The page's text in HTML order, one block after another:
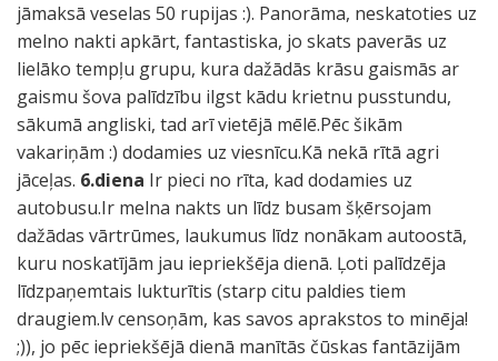
jāmaksā veselas 50 rupijas :). Panorāma, neskatoties uz
melno nakti apkārt, fantastiska, jo skats paverās uz
lielāko tempļu grupu, kura dažādās krāsu gaismās ar
gaismu šova palīdzību ilgst kādu krietnu pusstundu,
sākumā angliski, tad arī vietējā mēlē.Pēc šikām
vakariņām :) dodamies uz viesnīcu.Kā nekā rītā agri
jāceļas. 6.diena Ir pieci no rīta, kad dodamies uz
autobusu.Ir melna nakts un līdz busam šķērsojam
dažādas vārtrūmes, laukumus līdz nonākam autoostā,
kuru noskatījām jau iepriekšēja dienā. Ļoti palīdzēja
līdzpaņemtais lukturītis (starp citu paldies tiem
draugiem.lv censoņām, kas savos aprakstos to minēja!
;)), jo pēc iepriekšējā dienā manītās čūskas fantāzijām